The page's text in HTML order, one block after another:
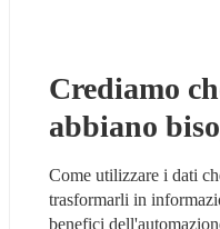
Crediamo
abbiano
Come utilizzare i dati
trasformarli in
benefici